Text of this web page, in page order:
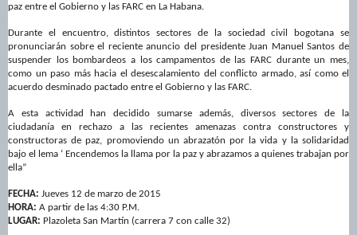
paz entre el Gobierno y las FARC en La Habana.
Durante el encuentro, distintos sectores de la sociedad civil bogotana se
pronunciarán sobre el reciente anuncio del presidente Juan Manuel Santos de
suspender los bombardeos a los campamentos de las FARC durante un mes,
como un paso más hacia el desescalamiento del conflicto armado, así como el
acuerdo desminado pactado entre el Gobierno y las FARC.
A esta actividad han decidido sumarse además, diversos sectores de la
ciudadanía en rechazo a las recientes amenazas contra constructores y
constructoras de paz, promoviendo un abrazatón por la vida y la solidaridad
bajo el lema ‘ Encendemos la llama por la paz y abrazamos a quienes trabajan por
ella”
FECHA: Jueves 12 de marzo de 2015
HORA: A partir de las 4:30 P.M.
LUGAR: Plazoleta San Martín (carrera 7 con calle 32)